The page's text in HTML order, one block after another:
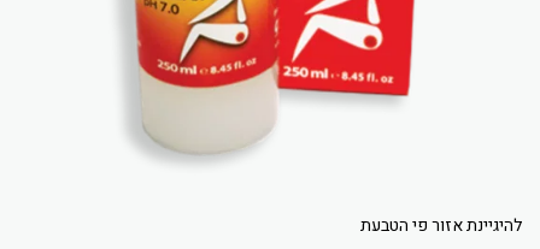
להיגיינת אזור פי הטבעת